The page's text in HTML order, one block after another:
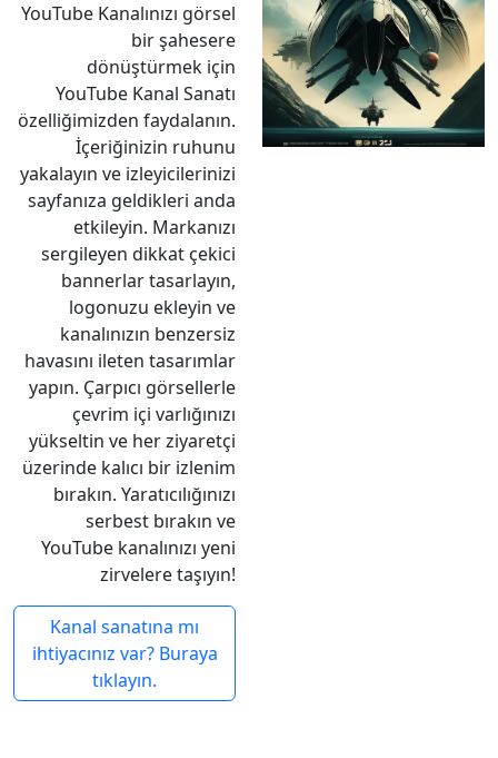
YouTube Kanalınızı görsel
bir şahesere
dönüştürmek için
YouTube Kanal Sanatı
özelliğimizden faydalanın.
İçeriğinizin ruhunu
yakalayın ve izleyicilerinizi
sayfanıza geldikleri anda
etkileyin. Markanızı
sergileyen dikkat çekici
bannerlar tasarlayın,
logonuzu ekleyin ve
kanalınızın benzersiz
havasını ileten tasarımlar
yapın. Çarpıcı görsellerle
çevrim içi varlığınızı
yükseltin ve her ziyaretçi
üzerinde kalıcı bir izlenim
bırakın. Yaratıcılığınızı
serbest bırakın ve
YouTube kanalınızı yeni
zirvelere taşıyın!
Kanal sanatına mı
ihtiyacınız var? Buraya
tıklayın.